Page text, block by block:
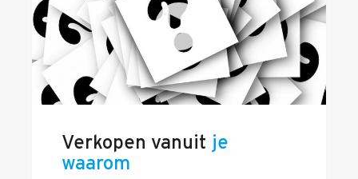
Diagnose winnende
Tenders
Een
winnendeTender
Grip
Toekomst
Leiderschap
Transformatie
ProgrammaManagement
DevelopmentProgramma
SalesCultuur Assessment
Verkopen vanuit je
waarom